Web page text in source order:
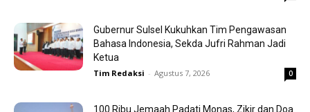
Gubernur Sulsel Kukuhkan Tim Pengawasan
Bahasa Indonesia, Sekda Jufri Rahman Jadi
Ketua
Tim Redaksi - Agustus 7, 2026 0
100 Ribu Jemaah Padati Monas, Zikir dan Doa